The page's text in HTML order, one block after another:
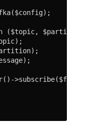
($topic, $partition,
>subscribe($func);